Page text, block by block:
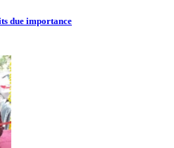
due importance